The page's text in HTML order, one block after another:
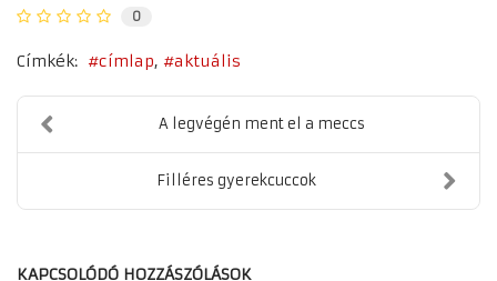
0
Címkék: címlap aktuális
A legvégén ment el a meccs
Filléres gyerekcuccok
KAPCSOLÓDÓ HOZZÁSZÓLÁSOK